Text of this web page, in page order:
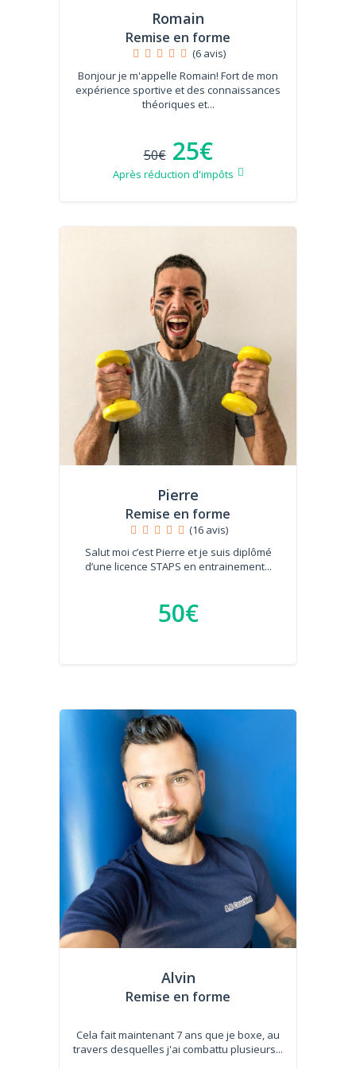
Romain
Remise en forme
(6 avis)
Bonjour je m'appelle Romain! Fort de mon
expérience sportive et des connaissances
théoriques et...
50€ 25€
Après réduction d'impôts
Pierre
Remise en forme
(16 avis)
Salut moi c’est Pierre et je suis diplômé
d’une licence STAPS en entrainement...
50€
Alvin
Remise en forme
Cela fait maintenant 7 ans que je boxe, au
travers desquelles j'ai combattu plusieurs...